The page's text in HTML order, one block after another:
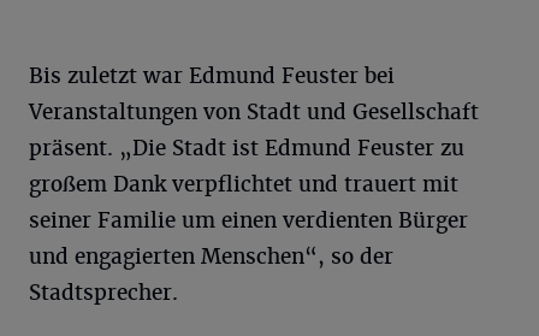
Bis zuletzt war Edmund Feuster bei
Veranstaltungen von Stadt und Gesellschaft
präsent. „Die Stadt ist Edmund Feuster zu
großem Dank verpflichtet und trauert mit
seiner Familie um einen verdienten Bürger
und engagierten Menschen“, so der
Stadtsprecher.